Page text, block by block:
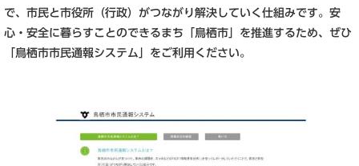
で、市民と市役所（行政）がつながり解決していく仕組みです。安
心・安全に暮らすことのできるまち「鳥栖市」を推進するため、ぜひ
「鳥栖市市民通報システム」をご利用ください。